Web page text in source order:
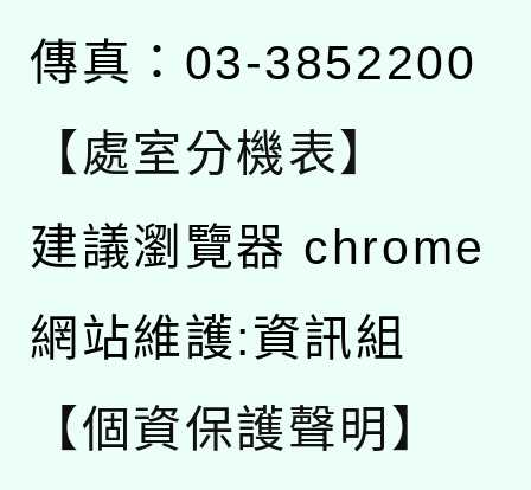
傳真：03-3852200
【處室分機表】
建議瀏覽器 chrome
網站維護:資訊組
【個資保護聲明】